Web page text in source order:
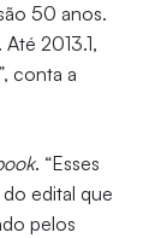
50 anos.
2013.1,
conta a
. “Esses
edital que
pelos